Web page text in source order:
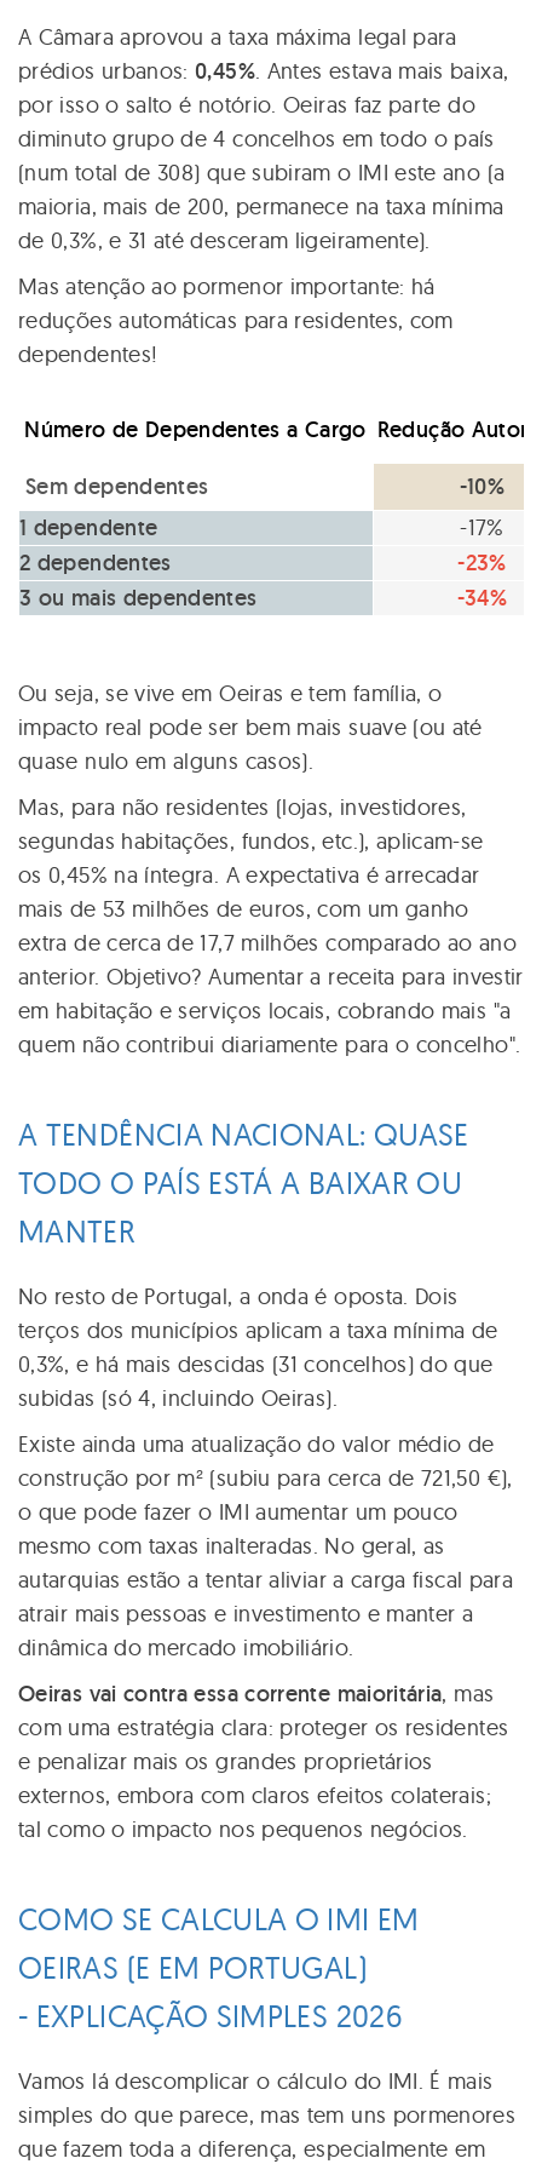
A Câmara aprovou a taxa máxima legal para
prédios urbanos: 0,45%. Antes estava mais baixa,
por isso o salto é notório. Oeiras faz parte do
diminuto grupo de 4 concelhos em todo o país
(num total de 308) que subiram o IMI este ano (a
maioria, mais de 200, permanece na taxa mínima
de 0,3%, e 31 até desceram ligeiramente).
Mas atenção ao pormenor importante: há
reduções automáticas para residentes, com
dependentes!
Número de Dependentes a Cargo Redução
Sem dependentes
-10%
1 dependente
-17%
2 dependentes
-23%
3 ou mais dependentes
-34%
Ou seja, se vive em Oeiras e tem família, o
impacto real pode ser bem mais suave (ou até
quase nulo em alguns casos).
Mas, para não residentes (lojas, investidores,
segundas habitações, fundos, etc.), aplicam-se
os 0,45% na íntegra. A expectativa é arrecadar
mais de 53 milhões de euros, com um ganho
extra de cerca de 17,7 milhões comparado ao ano
anterior. Objetivo? Aumentar a receita para investir
em habitação e serviços locais, cobrando mais "a
quem não contribui diariamente para o concelho".
A TENDÊNCIA NACIONAL: QUASE
TODO O PAÍS ESTÁ A BAIXAR OU
MANTER
No resto de Portugal, a onda é oposta. Dois
terços dos municípios aplicam a taxa mínima de
0,3%, e há mais descidas (31 concelhos) do que
subidas (só 4, incluindo Oeiras).
Existe ainda uma atualização do valor médio de
construção por m² (subiu para cerca de 721,50 €),
o que pode fazer o IMI aumentar um pouco
mesmo com taxas inalteradas. No geral, as
autarquias estão a tentar aliviar a carga fiscal para
atrair mais pessoas e investimento e manter a
dinâmica do mercado imobiliário.
Oeiras vai contra essa corrente maioritária, mas
com uma estratégia clara: proteger os residentes
e penalizar mais os grandes proprietários
externos, embora com claros efeitos colaterais;
tal como o impacto nos pequenos negócios.
COMO SE CALCULA O IMI EM
OEIRAS (E EM PORTUGAL)
- EXPLICAÇÃO SIMPLES 2026
Vamos lá descomplicar o cálculo do IMI. É mais
simples do que parece, mas tem uns pormenores
que fazem toda a diferença, especialmente em